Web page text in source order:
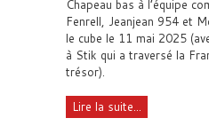
Chapeau bas à l’équipe
Fenrell, Jeanjean 954 et
le cube le 11 mai 2025
à Stik qui a traversé la
trésor).
Lire la suite...